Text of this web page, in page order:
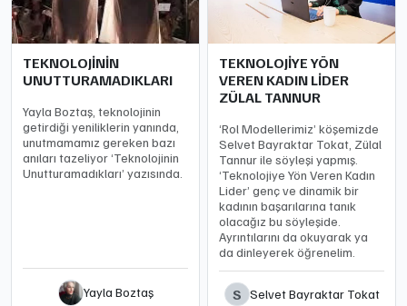
TEKNOLOJİNİN
UNUTTURAMADIKLARI
Yayla Boztaş, teknolojinin
getirdiği yeniliklerin yanında,
unutmamamız gereken bazı
anıları tazeliyor ‘Teknolojinin
Unutturamadıkları’ yazısında.
Yayla Boztaş
TEKNOLOJİYE YÖN
VEREN KADIN LİDER
ZÜLAL TANNUR
‘Rol Modellerimiz’ köşemizde
Selvet Bayraktar Tokat, Zülal
Tannur ile söyleşi yapmış.
‘Teknolojiye Yön Veren Kadın
Lider’ genç ve dinamik bir
kadının başarılarına tanık
olacağız bu söyleşide.
Ayrıntılarını da okuyarak ya
da dinleyerek öğrenelim.
S Selvet Bayraktar Tokat